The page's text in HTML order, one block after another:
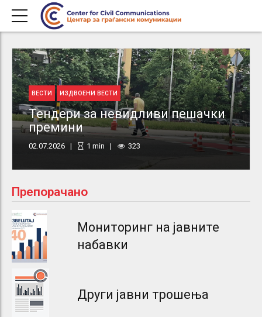
ВЕСТИ ИЗДВОЕНИ ВЕСТИ
Тендери за невидливи пешачки
премини
02.07.2026 1 min 323
Препорачано
Мониторинг на јавните
набавки
Други јавни трошења